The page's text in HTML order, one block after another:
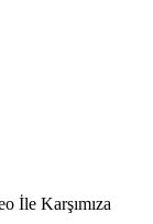
İle Karşımıza